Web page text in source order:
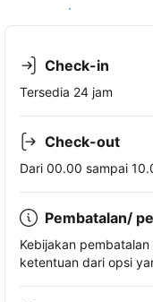
Lihat ketersediaan
Check-in
Tersedia 24 jam
Check-out
Dari 00.00 sampai
Pembatalan/
Kebijakan
ketentuan dari opsi